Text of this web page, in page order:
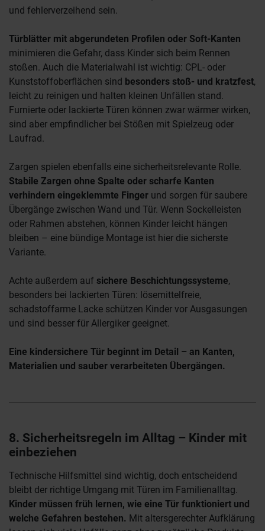
und fehlerverzeihend sein.
Türblätter mit abgerundeten Profilen oder Soft-Kanten
minimieren die Gefahr, dass Kinder sich beim Rennen
stoßen. Auch die Materialwahl ist wichtig: CPL- oder
Kunststoffoberflächen sind besonders stoß- und kratzfest,
leicht zu reinigen und halten kleinen Unfällen stand.
Furnierte oder lackierte Türen können zwar wärmer wirken,
sind aber empfindlicher bei Stößen mit Spielzeug oder
Laufrad.
Zargen spielen ebenfalls eine sicherheitsrelevante Rolle.
Stabile Zargen ohne Spalte oder scharfe Kanten
verhindern eingeklemmte Finger und sorgen für saubere
Übergänge zwischen Wand und Tür. Wenn Sockelleisten
oder Rahmen abstehen, können Kinder leicht hängen
bleiben – eine bündige Montage ist hier die sicherste
Variante.
Achte außerdem auf sichere Beschichtungssysteme,
besonders bei lackierten Türen: lösemittelfreie,
schadstoffarme Lacke schützen Kinder vor Ausgasungen
und sind besser für Allergiker geeignet.
Eine kindersichere Tür beginnt im Detail – an Kanten,
Materialien und sauber verarbeiteten Übergängen.
8. Sicherheitsregeln im Alltag – Kinder mit
einbeziehen
Technische Hilfsmittel sind wichtig, doch entscheidend
bleibt der richtige Umgang mit Türen im Familienalltag.
Kinder müssen früh lernen, wie eine Tür funktioniert und
welche Gefahren bestehen. Mit altersgerechter Aufklärung